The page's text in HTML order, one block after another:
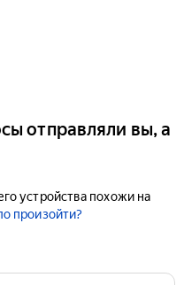
отправляли вы, а
устройства похожи на
произойти?